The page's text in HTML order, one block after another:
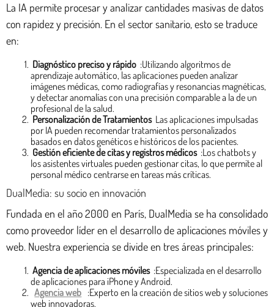
La IA permite procesar y analizar cantidades masivas de datos
con rapidez y precisión. En el sector sanitario, esto se traduce
en:
Diagnóstico preciso y rápido :Utilizando algoritmos de
aprendizaje automático, las aplicaciones pueden analizar
imágenes médicas, como radiografías y resonancias magnéticas,
y detectar anomalías con una precisión comparable a la de un
profesional de la salud.
Personalización de Tratamientos Las aplicaciones impulsadas
por IA pueden recomendar tratamientos personalizados
basados en datos genéticos e históricos de los pacientes.
Gestión eficiente de citas y registros médicos :Los chatbots y
los asistentes virtuales pueden gestionar citas, lo que permite al
personal médico centrarse en tareas más críticas.
DualMedia: su socio en innovación
Fundada en el año 2000 en París, DualMedia se ha consolidado
como proveedor líder en el desarrollo de aplicaciones móviles y
web. Nuestra experiencia se divide en tres áreas principales:
Agencia de aplicaciones móviles :Especializada en el desarrollo
de aplicaciones para iPhone y Android.
Agencia web :Experto en la creación de sitios web y soluciones
web innovadoras.